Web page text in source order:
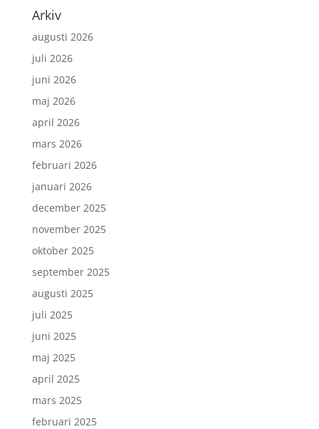
Arkiv
augusti 2026
juli 2026
juni 2026
maj 2026
april 2026
mars 2026
februari 2026
januari 2026
december 2025
november 2025
oktober 2025
september 2025
augusti 2025
juli 2025
juni 2025
maj 2025
april 2025
mars 2025
februari 2025